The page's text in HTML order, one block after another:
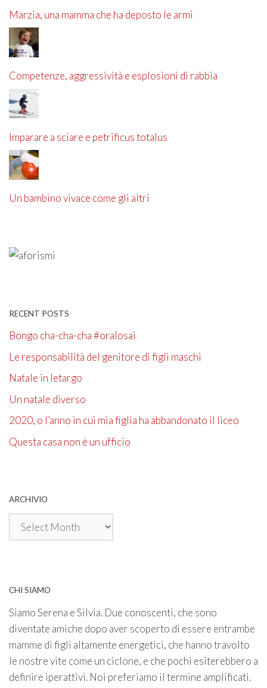
Marzia, una mamma che ha deposto le armi
Competenze, aggressività e esplosioni di rabbia
Imparare a sciare e petrificus totalus
Un bambino vivace come gli altri
RECENT POSTS
Bongo cha-cha-cha #oralosai
Le responsabilità del genitore di figli maschi
Natale in letargo
Un natale diverso
2020, o l’anno in cui mia figlia ha abbandonato il liceo
Questa casa non è un ufficio
ARCHIVIO
Archivio
CHI SIAMO
Siamo Serena e Silvia. Due conoscenti, che sono
diventate amiche dopo aver scoperto di essere entrambe
mamme di figli altamente energetici, che hanno travolto
le nostre vite come un ciclone, e che pochi esiterebbero a
definire iperattivi. Noi preferiamo il termine amplificati.